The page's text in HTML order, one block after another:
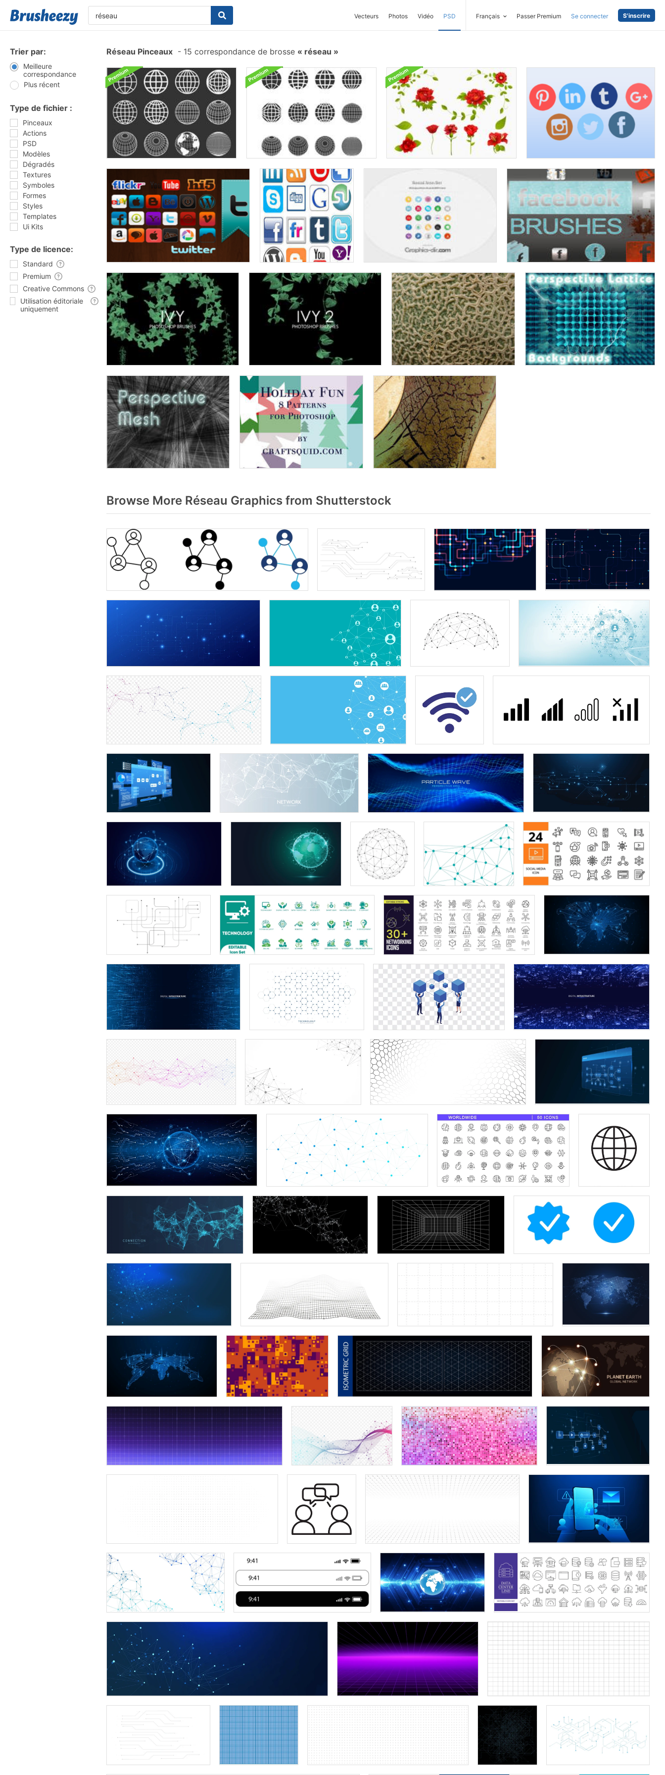
Vecteurs Photos Vidéo PSD Français Passer Premium Se connecter S'inscrire
Trier par:
Meilleure
correspondance
Plus récent
Type de fichier :
Pinceaux
Actions
PSD
Modèles
Dégradés
Textures
Symboles
Formes
Styles
Templates
Ui Kits
Type de licence:
Standard
Premium
Creative Commons
Utilisation éditoriale
uniquement
Réseau Pinceaux - 15 correspondance de brosse réseau
Browse More Réseau Graphics from Shutterstock